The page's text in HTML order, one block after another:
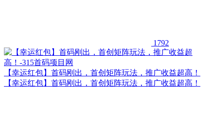
1792
【幸运红包】首码刚出，首创矩阵玩法，推广收益超高！
【幸运红包】首码刚出，首创矩阵玩法，推广收益超高！